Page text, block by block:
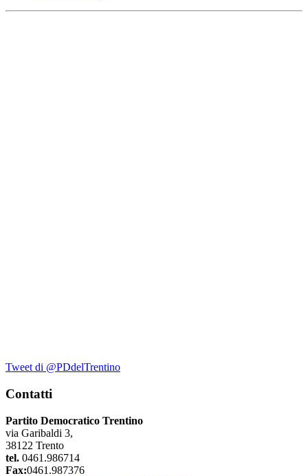
Tweet di @PDdelTrentino
Contatti
Partito Democratico Trentino
via Garibaldi 3,
38122 Trento
tel. 0461.986714
Fax:0461.987376